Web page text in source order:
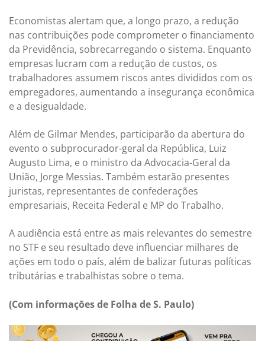
Economistas alertam que, a longo prazo, a redução
nas contribuições pode comprometer o financiamento
da Previdência, sobrecarregando o sistema. Enquanto
empresas lucram com a redução de custos, os
trabalhadores assumem riscos antes divididos com os
empregadores, aumentando a insegurança econômica
e a desigualdade.
Além de Gilmar Mendes, participarão da abertura do
evento o subprocurador-geral da República, Luiz
Augusto Lima, e o ministro da Advocacia-Geral da
União, Jorge Messias. Também estarão presentes
juristas, representantes de confederações
empresariais, Receita Federal e MP do Trabalho.
A audiência está entre as mais relevantes do semestre
no STF e seu resultado deve influenciar milhares de
ações em todo o país, além de balizar futuras políticas
tributárias e trabalhistas sobre o tema.
(Com informações de Folha de S. Paulo)